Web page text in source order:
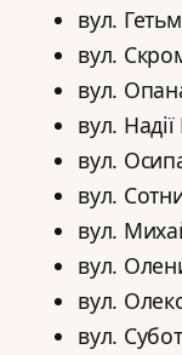
вул.
вул.
вул.
вул.
вул.
вул.
вул.
вул.
вул.
вул.